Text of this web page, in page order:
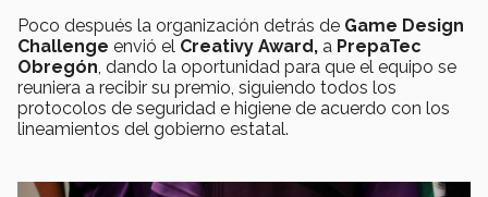
Poco después la organización detrás de Game Design
Challenge envió el Creativy Award, a PrepaTec
Obregón , dando la oportunidad para que el equipo se
reuniera a recibir su premio, siguiendo todos los
protocolos de seguridad e higiene de acuerdo con los
lineamientos del gobierno estatal.